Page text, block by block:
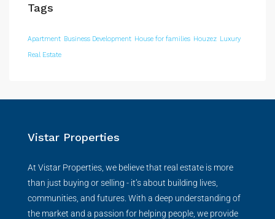
Tags
Apartment Business Development House for families Houzez Luxury
Real Estate
Vistar Properties
At Vistar Properties, we believe that real estate is more
than just buying or selling - it’s about building lives,
communities, and futures. With a deep understanding of
the market and a passion for helping people, we provide